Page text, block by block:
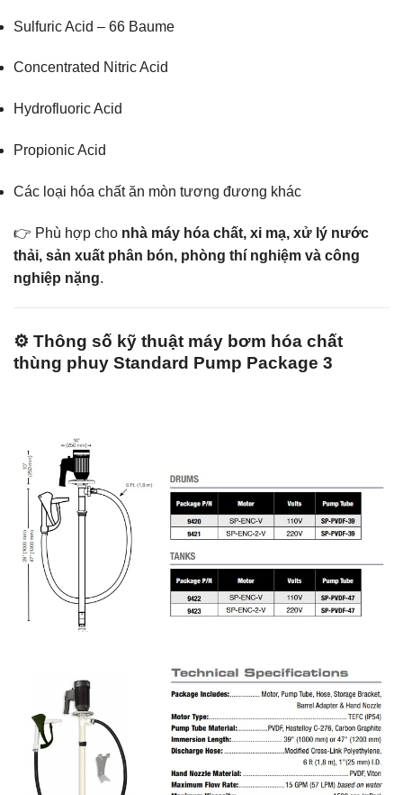
Sulfuric Acid – 66 Baume
Concentrated Nitric Acid
Hydrofluoric Acid
Propionic Acid
Các loại hóa chất ăn mòn tương đương khác
👉 Phù hợp cho nhà máy hóa chất, xi mạ, xử lý nước
thải, sản xuất phân bón, phòng thí nghiệm và công
nghiệp nặng.
⚙️ Thông số kỹ thuật máy bơm hóa chất
thùng phuy Standard Pump Package 3